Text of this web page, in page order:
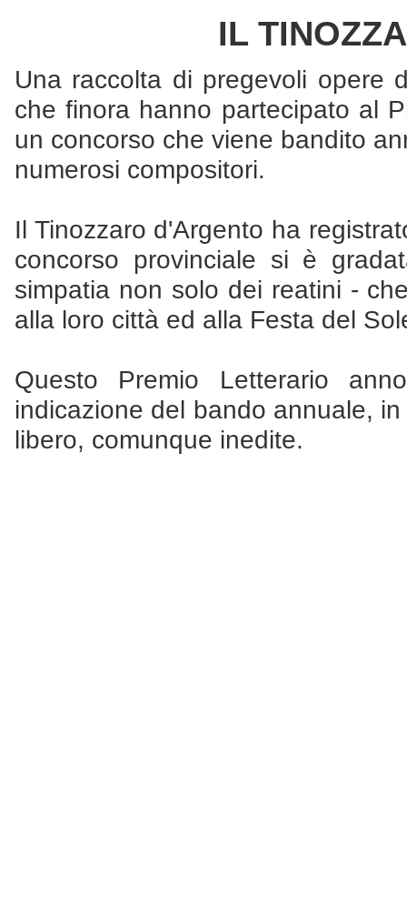
IL
Una raccolta di pregevoli opere
che finora hanno partecipato al
un concorso che viene bandito
numerosi compositori.
Il Tinozzaro d'Argento ha
concorso provinciale si è
simpatia non solo dei reatini -
alla loro città ed alla Festa del
Questo Premio Letterario
indicazione del bando annuale,
libero, comunque inedite.